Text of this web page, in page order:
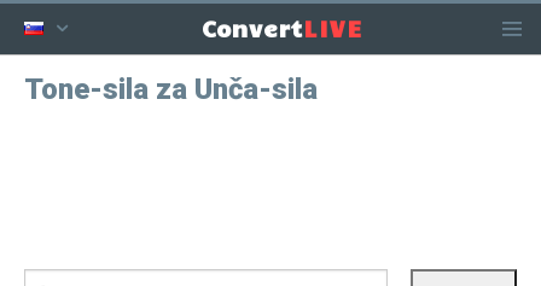
ConvertLIVE
Tone-sila za Unča-sila